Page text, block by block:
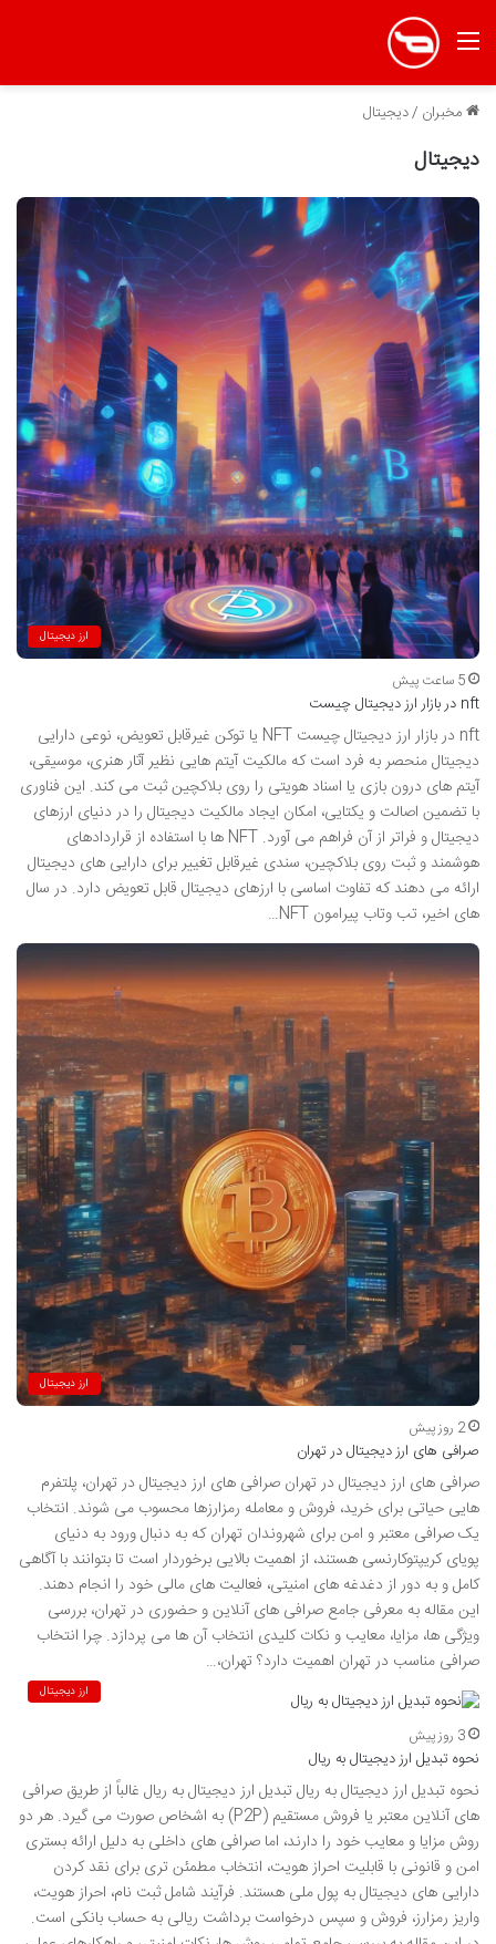
منو
مخبران /دیجیتال
دیجیتال
ارز دیجیتال
5 ساعت پیش
nft در بازار ارز دیجیتال چیست
nft در بازار ارز دیجیتال چیست NFT یا توکن غیرقابل تعویض، نوعی دارایی
دیجیتال منحصر به فرد است که مالکیت آیتم هایی نظیر آثار هنری، موسیقی،
آیتم های درون بازی یا اسناد هویتی را روی بلاکچین ثبت می کند. این فناوری
با تضمین اصالت و یکتایی، امکان ایجاد مالکیت دیجیتال را در دنیای ارزهای
دیجیتال و فراتر از آن فراهم می آورد. NFT ها با استفاده از قراردادهای
هوشمند و ثبت روی بلاکچین، سندی غیرقابل تغییر برای دارایی های دیجیتال
ارائه می دهند که تفاوت اساسی با ارزهای دیجیتال قابل تعویض دارد. در سال
های اخیر، تب وتاب پیرامون NFT…
ارز دیجیتال
2 روز پیش
صرافی های ارز دیجیتال در تهران
صرافی های ارز دیجیتال در تهران صرافی های ارز دیجیتال در تهران، پلتفرم
هایی حیاتی برای خرید، فروش و معامله رمزارزها محسوب می شوند. انتخاب
یک صرافی معتبر و امن برای شهروندان تهران که به دنبال ورود به دنیای
پویای کریپتوکارنسی هستند، از اهمیت بالایی برخوردار است تا بتوانند با آگاهی
کامل و به دور از دغدغه های امنیتی، فعالیت های مالی خود را انجام دهند.
این مقاله به معرفی جامع صرافی های آنلاین و حضوری در تهران، بررسی
ویژگی ها، مزایا، معایب و نکات کلیدی انتخاب آن ها می پردازد. چرا انتخاب
صرافی مناسب در تهران اهمیت دارد؟ تهران،…
ارز دیجیتال
3 روز پیش
نحوه تبدیل ارز دیجیتال به ریال
نحوه تبدیل ارز دیجیتال به ریال تبدیل ارز دیجیتال به ریال غالباً از طریق صرافی
های آنلاین معتبر یا فروش مستقیم (P2P) به اشخاص صورت می گیرد. هر دو
روش مزایا و معایب خود را دارند، اما صرافی های داخلی به دلیل ارائه بستری
امن و قانونی با قابلیت احراز هویت، انتخاب مطمئن تری برای نقد کردن
دارایی های دیجیتال به پول ملی هستند. فرآیند شامل ثبت نام، احراز هویت،
واریز رمزارز، فروش و سپس درخواست برداشت ریالی به حساب بانکی است.